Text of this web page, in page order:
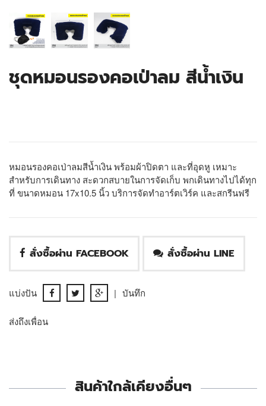
ชุดหมอนรองคอเป่าลม สีน้ำเงิน
หมอนรองคอเป่าลมสีน้ำเงิน พร้อมผ้าปิดตา และที่อุดหู เหมาะ
สำหรับการเดินทาง สะดวกสบายในการจัดเก็บ พกเดินทางไปได้ทุก
ที่ ขนาดหมอน 17x10.5 นิ้ว บริการจัดทำอาร์ตเวิร์ค และสกรีนฟรี
สั่งซื้อผ่าน FACEBOOK สั่งซื้อผ่าน LINE
แบ่งปัน | บันทึก
ส่งถึงเพื่อน
สินค้าใกล้เคียงอื่นๆ